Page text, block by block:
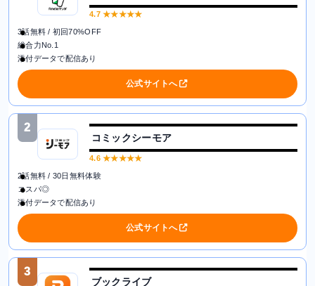
4.7★★★★★
3話無料 / 初回70%OFF
総合力No.1
添付データで配信あり
公式サイトへ
2
コミックシーモア
4.6★★★★★
2話無料 / 30日無料体験
コスパ◎
添付データで配信あり
公式サイトへ
3
ブックライブ